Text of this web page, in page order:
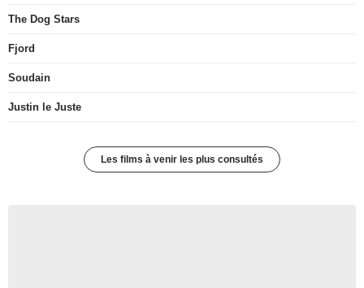
The Dog Stars
Fjord
Soudain
Justin le Juste
Les films à venir les plus consultés